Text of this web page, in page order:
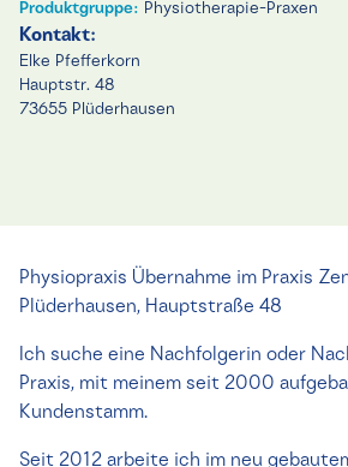
Produktgruppe: Physiotherapie-Praxen
Kontakt:
Elke Pfefferkorn
Hauptstr. 48
73655 Plüderhausen
Physiopraxis Übernahme im Praxis
Plüderhausen, Hauptstraße 48
Ich suche eine Nachfolgerin oder
Praxis, mit meinem seit 2000
Kundenstamm.
Seit 2012 arbeite ich im neu